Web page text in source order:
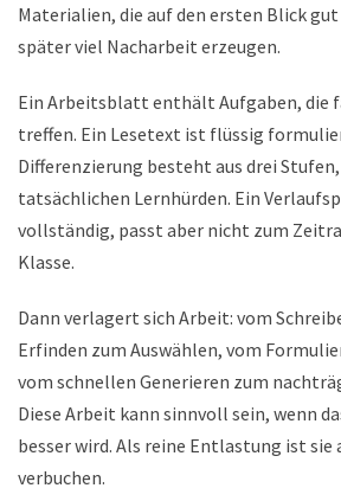
Materialien, die auf den ersten Blick gut
später viel Nacharbeit erzeugen.
Ein Arbeitsblatt enthält Aufgaben, die
treffen. Ein Lesetext ist flüssig
Differenzierung besteht aus drei
tatsächlichen Lernhürden. Ein
vollständig, passt aber nicht zum
Klasse.
Dann verlagert sich Arbeit: vom
Erfinden zum Auswählen, vom
vom schnellen Generieren zum
Diese Arbeit kann sinnvoll sein, wenn
besser wird. Als reine Entlastung ist sie
verbuchen.